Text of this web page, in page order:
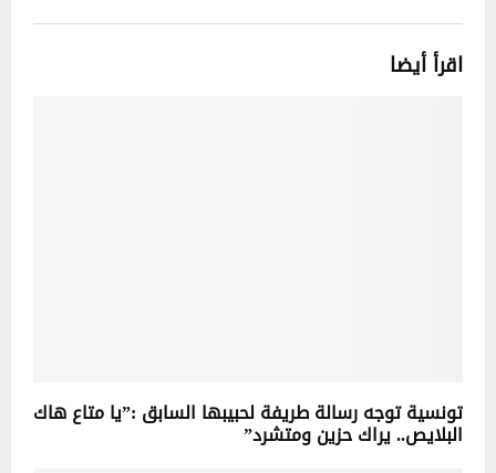
اقرأ أيضا
تونسية توجه رسالة طريفة لحبيبها السابق :”يا متاع هاك
البلايص.. يراك حزين ومتشرد”